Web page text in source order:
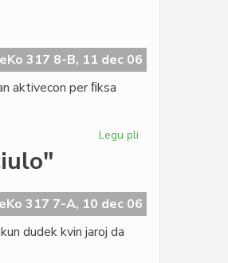
ĉe
Pola
317 8-B, 11 dec 06
aktivecon per ﬁksa
Legu pli
ĉe
MIGROS
317 7-A, 10 dec 06
dudek kvin jaroj da